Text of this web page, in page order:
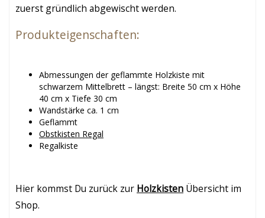
zuerst gründlich abgewischt werden.
Produkteigenschaften:
Abmessungen der geflammte Holzkiste mit
schwarzem Mittelbrett – längst: Breite 50 cm x Höhe
40 cm x Tiefe 30 cm
Wandstärke ca. 1 cm
Geflammt
Obstkisten Regal
Regalkiste
Hier kommst Du zurück zur Holzkisten Übersicht im
Shop.